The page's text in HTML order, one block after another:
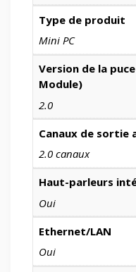
Type de produit
Mini PC
Version de la
Module)
2.0
Canaux de sortie
2.0 canaux
Haut-parleurs
Oui
Ethernet/LAN
Oui